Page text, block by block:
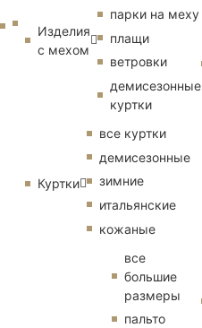
Изделия
с мехом
парки на меху
плащи
ветровки
демисезонные
куртки
Куртки
все куртки
демисезонные
зимние
итальянские
кожаные
все
большие
размеры
пальто